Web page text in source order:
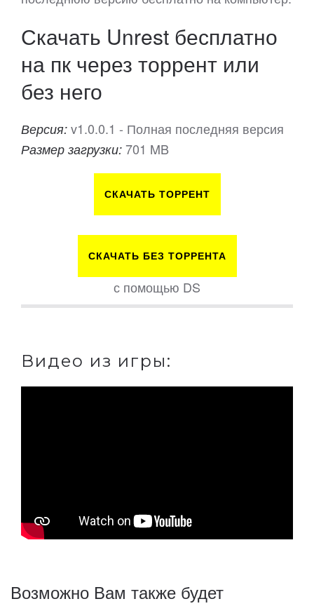
Скачать Unrest бесплатно
на пк через торрент или
без него
Версия: v1.0.0.1 - Полная последняя версия
Размер загрузки: 701 MB
СКАЧАТЬ ТОРРЕНТ
СКАЧАТЬ БЕЗ ТОРРЕНТА
с помощью DS
Видео из игры:
Возможно Вам также будет